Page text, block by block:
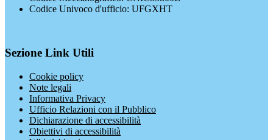
Codice Univoco d'ufficio: UFGXHT
Sezione Link Utili
Cookie policy
Note legali
Informativa Privacy
Ufficio Relazioni con il Pubblico
Dichiarazione di accessibilità
Obiettivi di accessibilità